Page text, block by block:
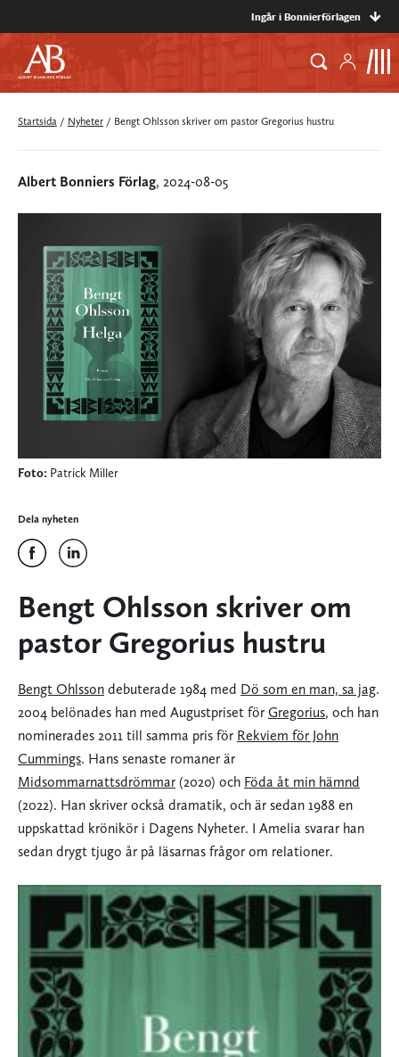
Ingår i Bonnierförlagen
Startsida / Nyheter / Bengt Ohlsson skriver om pastor Gregorius hustru
Albert Bonniers Förlag, 2024-08-05
Foto: Patrick Miller
Dela nyheten
Bengt Ohlsson skriver om
pastor Gregorius hustru
Bengt Ohlsson debuterade 1984 med Dö som en man, sa jag.
2004 belönades han med Augustpriset för Gregorius, och han
nominerades 2011 till samma pris för Rekviem för John
Cummings. Hans senaste romaner är
Midsommarnattsdrömmar (2020) och Föda åt min hämnd
(2022). Han skriver också dramatik, och är sedan 1988 en
uppskattad krönikör i Dagens Nyheter. I Amelia svarar han
sedan drygt tjugo år på läsarnas frågor om relationer.